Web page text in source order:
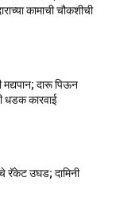
कामाची चौकशीची
मद्यपान; दारू पिऊन
धडक कारवाई
रॅकेट उघड; दामिनी